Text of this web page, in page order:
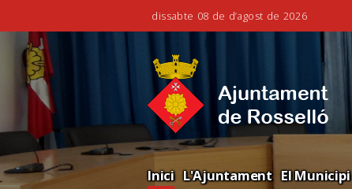
dissabte 08 de d’agost de 2026
al
contingut.
Salta
a
la
navegació
personals
Inici L'Ajuntament El Municipi